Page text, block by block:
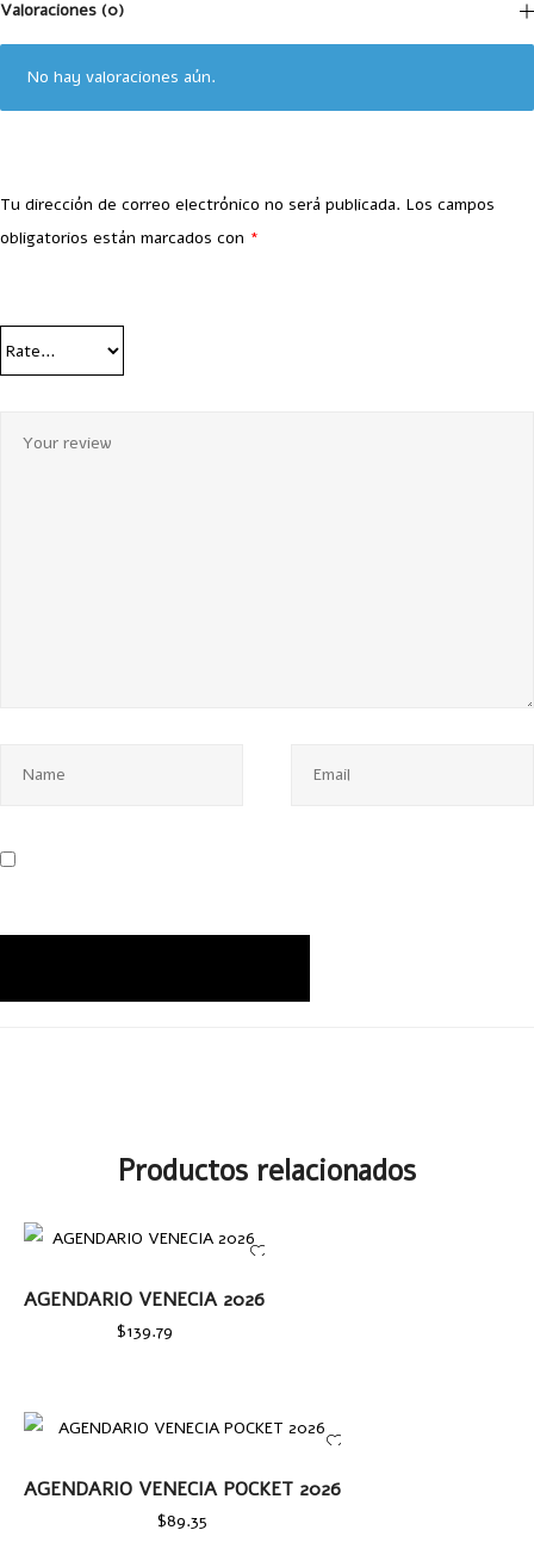
Valoraciones (0)
No hay valoraciones aún.
Tu dirección de correo electrónico no será publicada. Los campos
obligatorios están marcados con *
Productos relacionados
AÑADIR AL CARRITO
AGENDARIO VENECIA 2026
$139.79
AÑADIR AL CARRITO
AGENDARIO VENECIA POCKET 2026
$89.35